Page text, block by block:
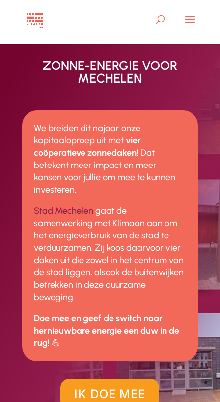
ZONNE-ENERGIE VOOR
MECHELEN
We breiden dit najaar onze
kapitaaloproep uit metvier
coöperatieve zonnedaken! Dat
betekent meer impact en meer
kansen voor jullie om mee te kunnen
investeren.
Stad Mechelen gaat de
samenwerking met Klimaan aan om
het energieverbruik van de stad te
verduurzamen. Zij koos daarvoor vier
daken uit die zowel in het centrum van
de stad liggen, alsook de buitenwijken
betrekken in deze duurzame
beweging.
Doe mee en geef de switch naar
hernieuwbare energie een duw in de
rug! 💪
IK DOE MEE